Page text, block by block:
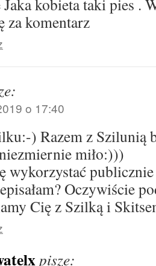
kobieta taki pies .
za komentarz
o 17:40
) Razem z Szilunią
miło:)))
wykorzystać publicznie
Oczywiście
Cię z Szilką i
pisze: